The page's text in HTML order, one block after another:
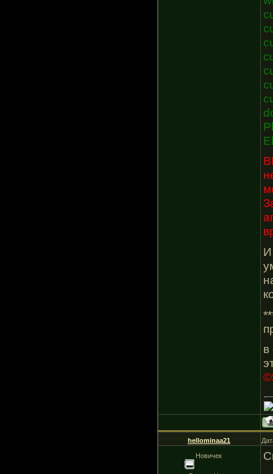
И
в
hellominaa21
Новичек